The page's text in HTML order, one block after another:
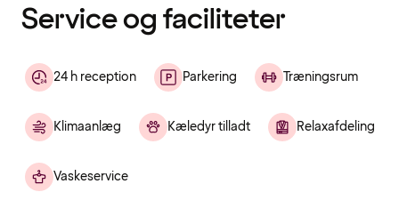
Service og faciliteter
24 h reception Parkering Træningsrum
Klimaanlæg Kæledyr tilladt Relaxafdeling
Vaskeservice